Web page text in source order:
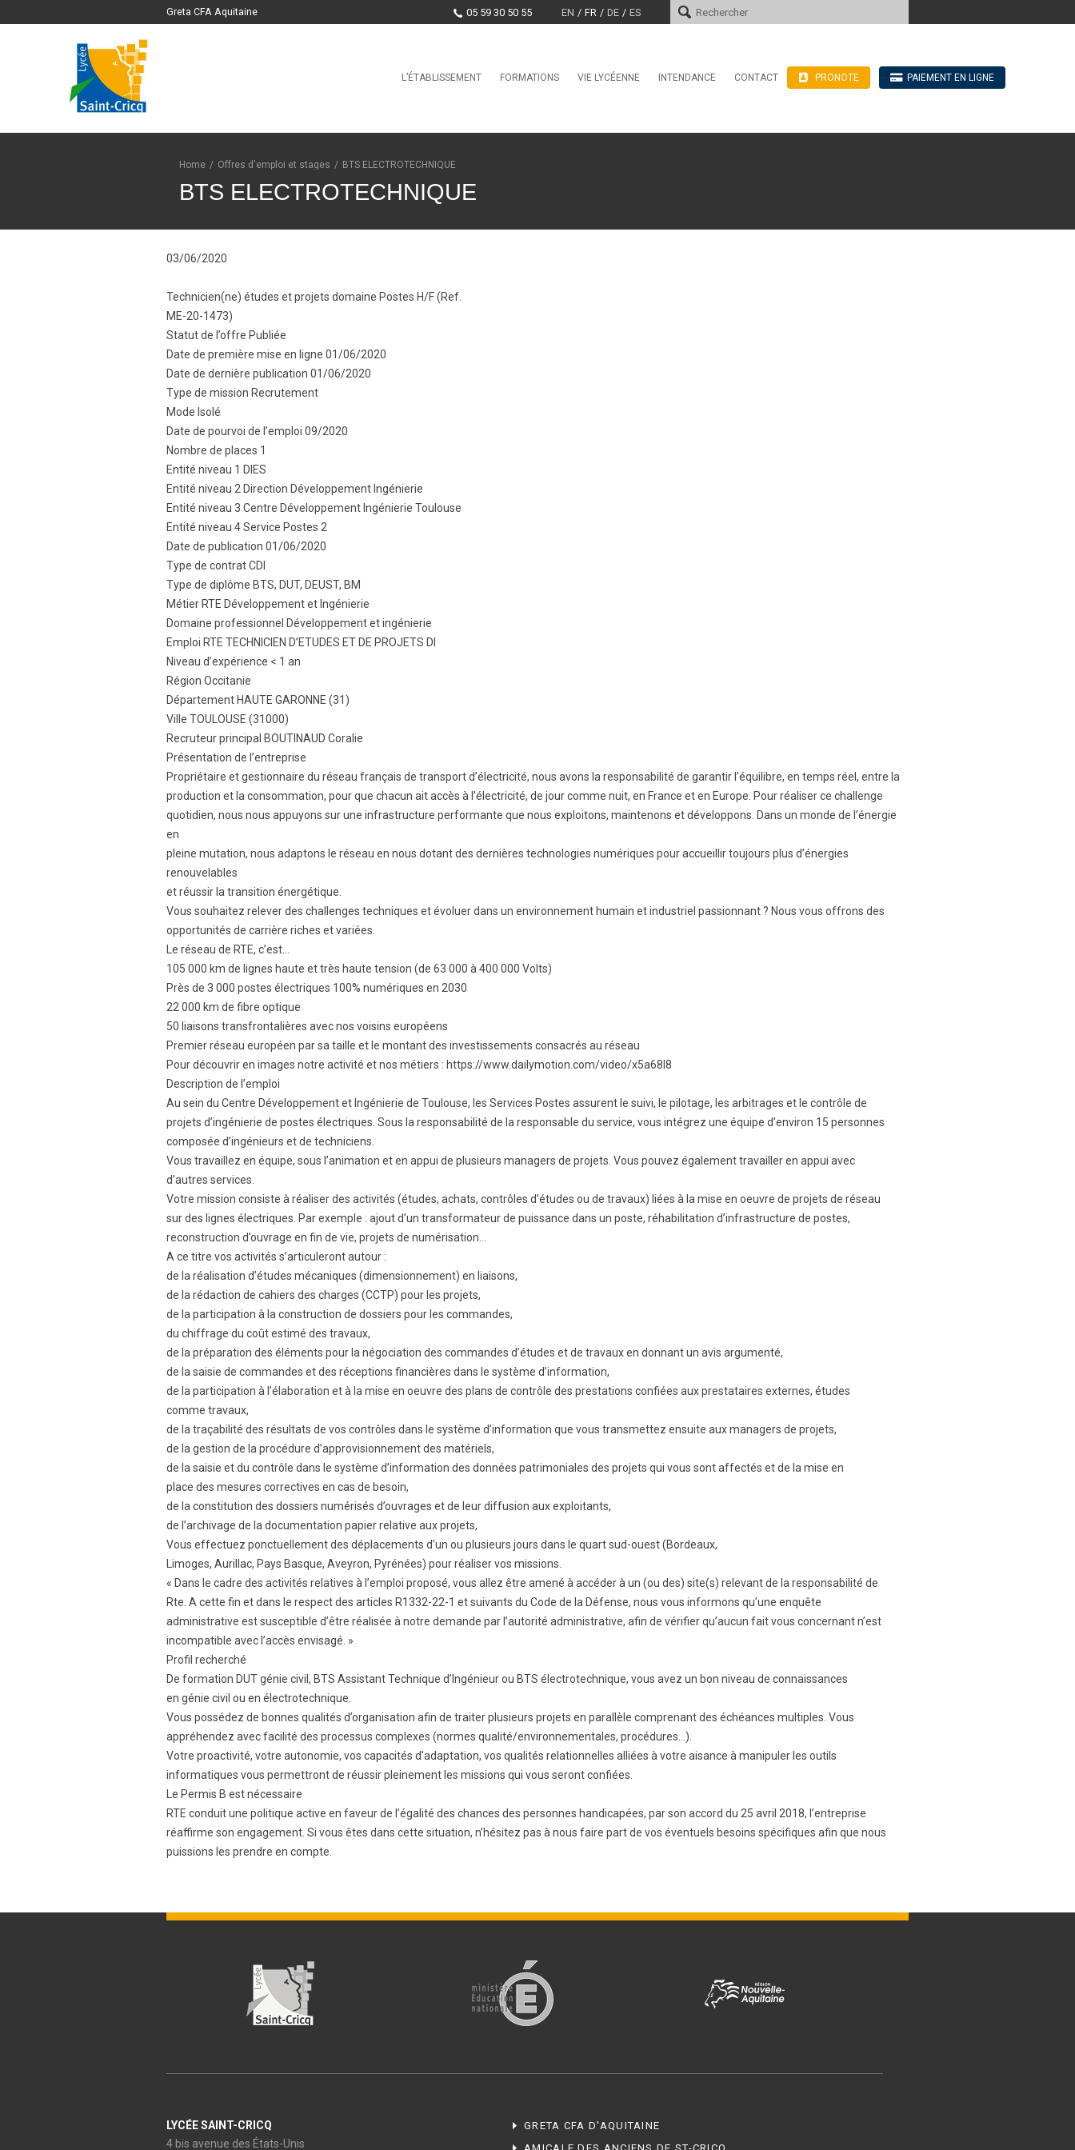
Greta CFA Aquitaine 05 59 30 50 55 EN FR DE ES
L’ÉTABLISSEMENT
Histoire
Taxe d’apprentissage
Offres d’emploi et stages
FORMATIONS
Seconde GT
Bac Pro CIEL
VIE LYCÉENNE
Conseil de la Vie Lycéenne
INTENDANCE
Paiement en ligne
CONTACT PRONOTE PAIEMENT EN LIGNE
Home / Offres d'emploi et stages / BTS ELECTROTECHNIQUE
BTS ELECTROTECHNIQUE
03/06/2020
Technicien(ne) études et projets domaine Postes H/F (Ref.
ME-20-1473)
Statut de l’offre Publiée
Date de première mise en ligne 01/06/2020
Date de dernière publication 01/06/2020
Type de mission Recrutement
Mode Isolé
Date de pourvoi de l’emploi 09/2020
Nombre de places 1
Entité niveau 1 DIES
Entité niveau 2 Direction Développement Ingénierie
Entité niveau 3 Centre Développement Ingénierie Toulouse
Entité niveau 4 Service Postes 2
Date de publication 01/06/2020
Type de contrat CDI
Type de diplôme BTS, DUT, DEUST, BM
Métier RTE Développement et Ingénierie
Domaine professionnel Développement et ingénierie
Emploi RTE TECHNICIEN D’ETUDES ET DE PROJETS DI
Niveau d’expérience < 1 an
Région Occitanie
Département HAUTE GARONNE (31)
Ville TOULOUSE (31000)
Recruteur principal BOUTINAUD Coralie
Présentation de l’entreprise
Propriétaire et gestionnaire du réseau français de transport d’électricité, nous avons la responsabilité de garantir l’équilibre, en temps réel, entre la
production et la consommation, pour que chacun ait accès à l’électricité, de jour comme nuit, en France et en Europe. Pour réaliser ce challenge
quotidien, nous nous appuyons sur une infrastructure performante que nous exploitons, maintenons et développons. Dans un monde de l’énergie
en
pleine mutation, nous adaptons le réseau en nous dotant des dernières technologies numériques pour accueillir toujours plus d’énergies
renouvelables
et réussir la transition énergétique.
Vous souhaitez relever des challenges techniques et évoluer dans un environnement humain et industriel passionnant ? Nous vous offrons des
opportunités de carrière riches et variées.
Le réseau de RTE, c’est…
105 000 km de lignes haute et très haute tension (de 63 000 à 400 000 Volts)
Près de 3 000 postes électriques 100% numériques en 2030
22 000 km de fibre optique
50 liaisons transfrontalières avec nos voisins européens
Premier réseau européen par sa taille et le montant des investissements consacrés au réseau
Pour découvrir en images notre activité et nos métiers : https://www.dailymotion.com/video/x5a68l8
Description de l’emploi
Au sein du Centre Développement et Ingénierie de Toulouse, les Services Postes assurent le suivi, le pilotage, les arbitrages et le contrôle de
projets d’ingénierie de postes électriques. Sous la responsabilité de la responsable du service, vous intégrez une équipe d’environ 15 personnes
composée d’ingénieurs et de techniciens.
Vous travaillez en équipe, sous l’animation et en appui de plusieurs managers de projets. Vous pouvez également travailler en appui avec
d’autres services.
Votre mission consiste à réaliser des activités (études, achats, contrôles d’études ou de travaux) liées à la mise en oeuvre de projets de réseau
sur des lignes électriques. Par exemple : ajout d’un transformateur de puissance dans un poste, réhabilitation d’infrastructure de postes,
reconstruction d’ouvrage en fin de vie, projets de numérisation…
A ce titre vos activités s’articuleront autour :
de la réalisation d’études mécaniques (dimensionnement) en liaisons,
de la rédaction de cahiers des charges (CCTP) pour les projets,
de la participation à la construction de dossiers pour les commandes,
du chiffrage du coût estimé des travaux,
de la préparation des éléments pour la négociation des commandes d’études et de travaux en donnant un avis argumenté,
de la saisie de commandes et des réceptions financières dans le système d’information,
de la participation à l’élaboration et à la mise en oeuvre des plans de contrôle des prestations confiées aux prestataires externes, études
comme travaux,
de la traçabilité des résultats de vos contrôles dans le système d’information que vous transmettez ensuite aux managers de projets,
de la gestion de la procédure d’approvisionnement des matériels,
de la saisie et du contrôle dans le système d’information des données patrimoniales des projets qui vous sont affectés et de la mise en
place des mesures correctives en cas de besoin,
de la constitution des dossiers numérisés d’ouvrages et de leur diffusion aux exploitants,
de l’archivage de la documentation papier relative aux projets,
Vous effectuez ponctuellement des déplacements d’un ou plusieurs jours dans le quart sud-ouest (Bordeaux,
Limoges, Aurillac, Pays Basque, Aveyron, Pyrénées) pour réaliser vos missions.
« Dans le cadre des activités relatives à l’emploi proposé, vous allez être amené à accéder à un (ou des) site(s) relevant de la responsabilité de
Rte. A cette fin et dans le respect des articles R1332-22-1 et suivants du Code de la Défense, nous vous informons qu’une enquête
administrative est susceptible d’être réalisée à notre demande par l’autorité administrative, afin de vérifier qu’aucun fait vous concernant n’est
incompatible avec l’accès envisagé. »
Profil recherché
De formation DUT génie civil, BTS Assistant Technique d’Ingénieur ou BTS électrotechnique, vous avez un bon niveau de connaissances
en génie civil ou en électrotechnique.
Vous possédez de bonnes qualités d’organisation afin de traiter plusieurs projets en parallèle comprenant des échéances multiples. Vous
appréhendez avec facilité des processus complexes (normes qualité/environnementales, procédures…).
Votre proactivité, votre autonomie, vos capacités d’adaptation, vos qualités relationnelles alliées à votre aisance à manipuler les outils
informatiques vous permettront de réussir pleinement les missions qui vous seront confiées.
Le Permis B est nécessaire
RTE conduit une politique active en faveur de l’égalité des chances des personnes handicapées, par son accord du 25 avril 2018, l’entreprise
réaffirme son engagement. Si vous êtes dans cette situation, n’hésitez pas à nous faire part de vos éventuels besoins spécifiques afin que nous
puissions les prendre en compte.
LYCÉE SAINT-CRICQ
4 bis avenue des États-Unis
GRETA CFA D'AQUITAINE